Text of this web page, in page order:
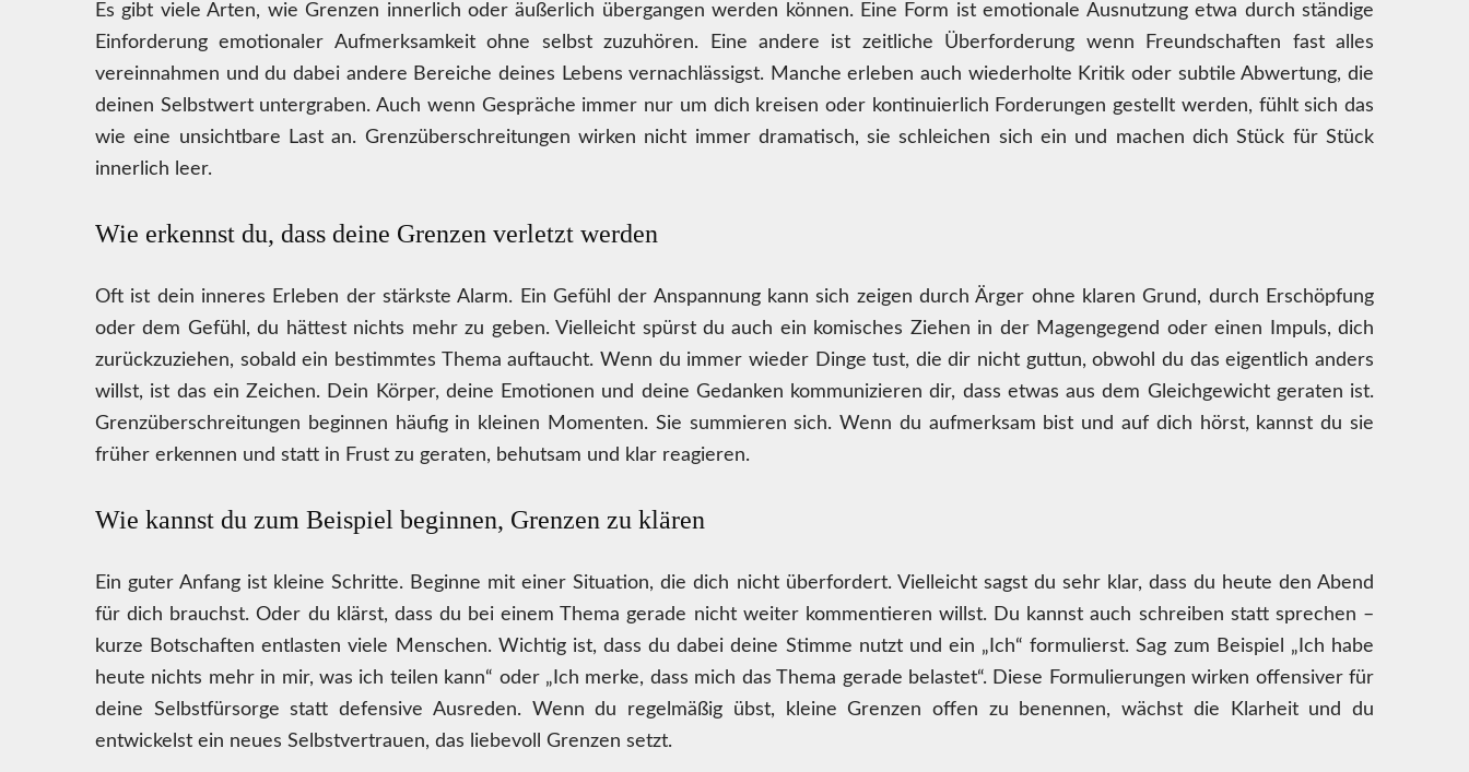
Es gibt viele Arten, wie Grenzen innerlich oder äußerlich übergangen werden können. Eine Form ist emotionale Ausnutzung etwa durch ständige
Einforderung emotionaler Aufmerksamkeit ohne selbst zuzuhören. Eine andere ist zeitliche Überforderung wenn Freundschaften fast alles
vereinnahmen und du dabei andere Bereiche deines Lebens vernachlässigst. Manche erleben auch wiederholte Kritik oder subtile Abwertung, die
deinen Selbstwert untergraben. Auch wenn Gespräche immer nur um dich kreisen oder kontinuierlich Forderungen gestellt werden, fühlt sich das
wie eine unsichtbare Last an. Grenzüberschreitungen wirken nicht immer dramatisch, sie schleichen sich ein und machen dich Stück für Stück
innerlich leer.
Wie erkennst du, dass deine Grenzen verletzt werden
Oft ist dein inneres Erleben der stärkste Alarm. Ein Gefühl der Anspannung kann sich zeigen durch Ärger ohne klaren Grund, durch Erschöpfung
oder dem Gefühl, du hättest nichts mehr zu geben. Vielleicht spürst du auch ein komisches Ziehen in der Magengegend oder einen Impuls, dich
zurückzuziehen, sobald ein bestimmtes Thema auftaucht. Wenn du immer wieder Dinge tust, die dir nicht guttun, obwohl du das eigentlich anders
willst, ist das ein Zeichen. Dein Körper, deine Emotionen und deine Gedanken kommunizieren dir, dass etwas aus dem Gleichgewicht geraten ist.
Grenzüberschreitungen beginnen häufig in kleinen Momenten. Sie summieren sich. Wenn du aufmerksam bist und auf dich hörst, kannst du sie
früher erkennen und statt in Frust zu geraten, behutsam und klar reagieren.
Wie kannst du zum Beispiel beginnen, Grenzen zu klären
Ein guter Anfang ist kleine Schritte. Beginne mit einer Situation, die dich nicht überfordert. Vielleicht sagst du sehr klar, dass du heute den Abend
für dich brauchst. Oder du klärst, dass du bei einem Thema gerade nicht weiter kommentieren willst. Du kannst auch schreiben statt sprechen –
kurze Botschaften entlasten viele Menschen. Wichtig ist, dass du dabei deine Stimme nutzt und ein „Ich“ formulierst. Sag zum Beispiel „Ich habe
heute nichts mehr in mir, was ich teilen kann“ oder „Ich merke, dass mich das Thema gerade belastet“. Diese Formulierungen wirken offensiver für
deine Selbstfürsorge statt defensive Ausreden. Wenn du regelmäßig übst, kleine Grenzen offen zu benennen, wächst die Klarheit und du
entwickelst ein neues Selbstvertrauen, das liebevoll Grenzen setzt.